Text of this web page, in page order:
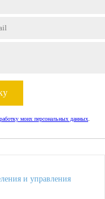
моих персональных данных
и управления